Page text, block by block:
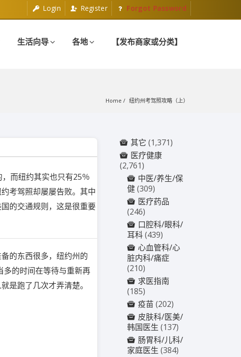
Login Register Forgot Password
生活向导 各地 【发布商家或分类】
Home 纽约州考驾照攻略（上）
而纽约其实也只有25％
考驾照却屡屡告败。其中
的交通规则，这是很重要
的东西很多，纽约州的
多的时间在等待与重新再
是跑了几次才弄清楚。
其它 (1,371)
医疗健康
(2,761)
中医/养生/保
健(309)
医疗药品
(246)
口腔科/眼科/
耳科(439)
心血管科/心
脏内科/痛症
(210)
求医指南
(185)
疫苗 (202)
皮肤科/医美/
韩国医生 (137)
肠胃科/儿科/
家庭医生 (384)